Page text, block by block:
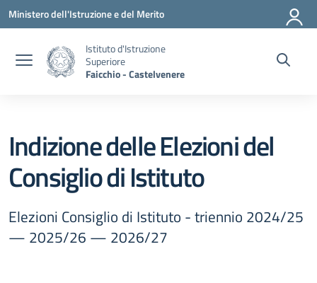
Vai ai contenuti
Vai al menu di navigazione
Vai al footer
Ministero dell'Istruzione e del Merito
Istituto d'Istruzione
Superiore
Faicchio - Castelvenere
Indizione delle Elezioni del
Consiglio di Istituto
Elezioni Consiglio di Istituto - triennio 2024/25
— 2025/26 — 2026/27